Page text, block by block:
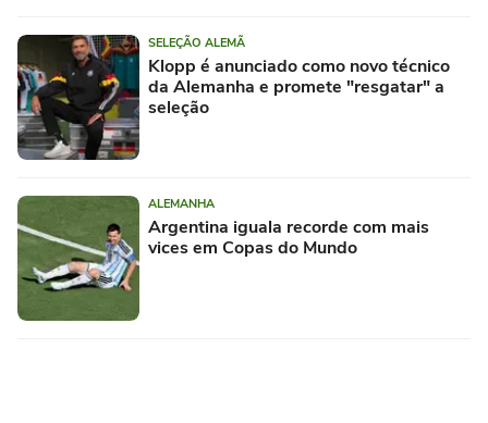
SELEÇÃO ALEMÃ
Klopp é anunciado como novo técnico
da Alemanha e promete "resgatar" a
seleção
ALEMANHA
Argentina iguala recorde com mais
vices em Copas do Mundo